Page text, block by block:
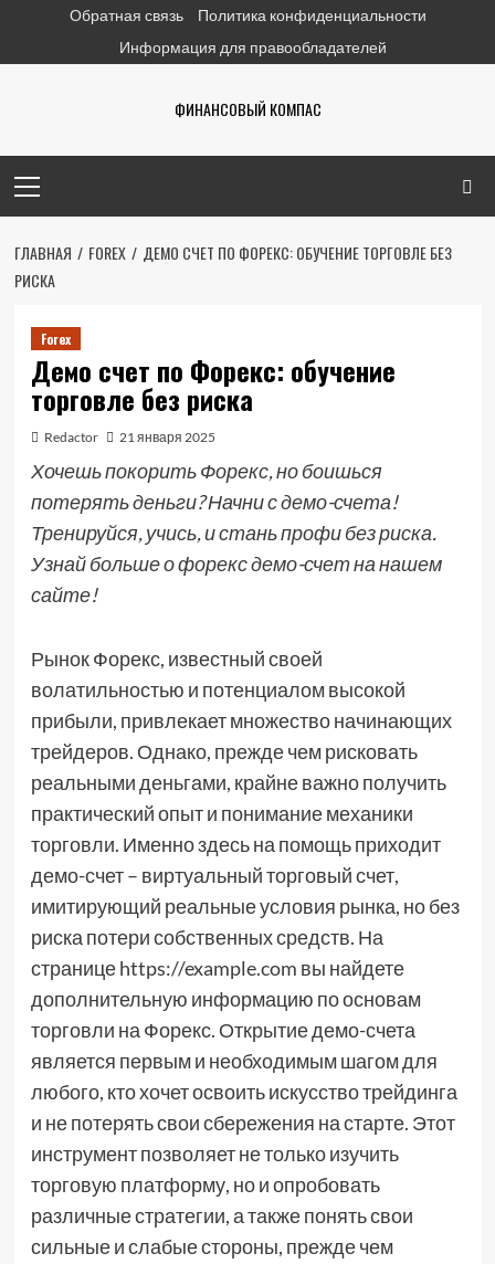
содержимому
Обратная связь
Политика конфиденциальности
Информация для правообладателей
ФИНАНСОВЫЙ КОМПАС
меню
ГЛАВНАЯ FOREX
ДЕМО СЧЕТ ПО ФОРЕКС: ОБУЧЕНИЕ ТОРГОВЛЕ БЕЗ
РИСКА
Forex
Демо счет по Форекс: обучение
торговле без риска
Redactor 21 января 2025
Хочешь покорить Форекс, но боишься
потерять деньги? Начни с демо-счета!
Тренируйся, учись, и стань профи без риска.
Узнай больше о форекс демо-счет на нашем
сайте!
Рынок Форекс, известный своей
волатильностью и потенциалом высокой
прибыли, привлекает множество начинающих
трейдеров. Однако, прежде чем рисковать
реальными деньгами, крайне важно получить
практический опыт и понимание механики
торговли. Именно здесь на помощь приходит
демо-счет – виртуальный торговый счет,
имитирующий реальные условия рынка, но без
риска потери собственных средств. На
странице https://example.com вы найдете
дополнительную информацию по основам
торговли на Форекс. Открытие демо-счета
является первым и необходимым шагом для
любого, кто хочет освоить искусство трейдинга
и не потерять свои сбережения на старте. Этот
инструмент позволяет не только изучить
торговую платформу, но и опробовать
различные стратегии, а также понять свои
сильные и слабые стороны, прежде чем